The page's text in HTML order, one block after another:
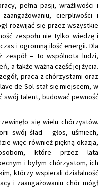
pełna pasji, wrażliwości i
cierpliwości i
rozwijać się przez wszystkie
zespołu nie tylko wiedzę i
i ogromną ilość energii. Dla
zespół – to wspólnota ludzi,
a także ważna część jej życia.
praca z chórzystami oraz
de Sol stał się miejscem, w
swój talent, budować pewność
się wielu chórzystów.
swój ślad – głos, uśmiech,
więc również piękną okazją,
które przez lata
i byłym chórzystom, ich
którzy wspierali działalność
i zaangażowaniu chór mógł